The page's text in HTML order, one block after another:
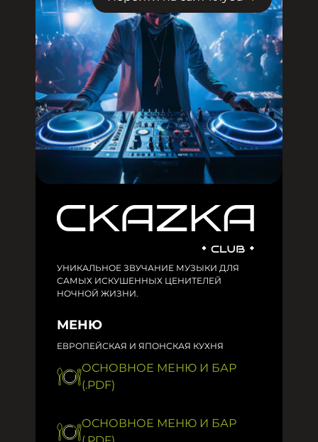
УНИКАЛЬНОЕ ЗВУЧАНИЕ МУЗЫКИ ДЛЯ
САМЫХ ИСКУШЕННЫХ ЦЕНИТЕЛЕЙ
НОЧНОЙ ЖИЗНИ.
МЕНЮ
ЕВРОПЕЙСКАЯ И ЯПОНСКАЯ КУХНЯ
ОСНОВНОЕ МЕНЮ И БАР
(.PDF)
ОСНОВНОЕ МЕНЮ И БАР